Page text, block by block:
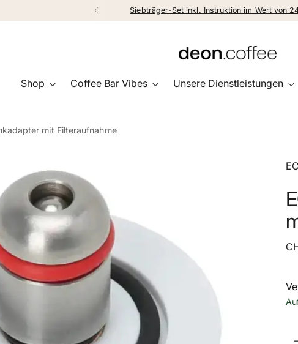
Siebträger-Set inkl. Instruktion im Wert von
Shop Coffee Bar Vibes Unsere Dienstleistungen
mit Filteraufnahme